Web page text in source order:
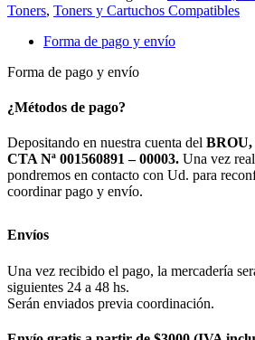
Toners, Toners y Cartuchos Compatibles
Forma de pago y envío
Forma de pago y envío
¿Métodos de pago?
Depositando en nuestra cuenta del BROU,
CTA Nª 001560891 – 00003. Una vez
pondremos en contacto con Ud. para
coordinar pago y envío.
Envíos
Una vez recibido el pago, la mercadería
siguientes 24 a 48 hs.
Serán enviados previa coordinación.